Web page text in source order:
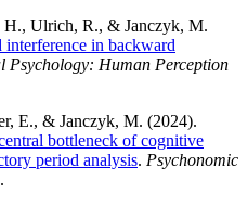
H., Ulrich, R., & Janczyk, M.
interference in backward
Psychology: Human Perception
E., & Janczyk, M. (2024).
bottleneck of cognitive
period analysis. Psychonomic